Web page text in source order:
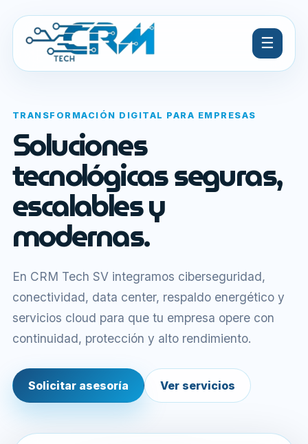
☰
TRANSFORMACIÓN DIGITAL PARA EMPRESAS
Soluciones
tecnológicas seguras,
escalables y
modernas.
En CRM Tech SV integramos ciberseguridad,
conectividad, data center, respaldo energético y
servicios cloud para que tu empresa opere con
continuidad, protección y alto rendimiento.
Solicitar asesoría Ver servicios